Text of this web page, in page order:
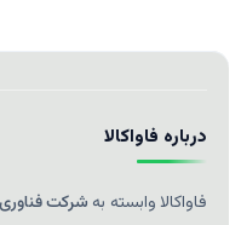
درباره فاواکالا
فاواکالا وابسته به شرکت